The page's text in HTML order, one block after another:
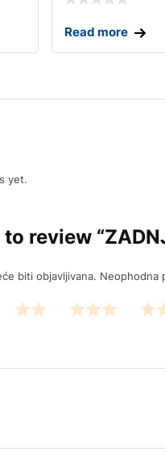
Read more
yet.
review
biti objavljivana. Neophodna